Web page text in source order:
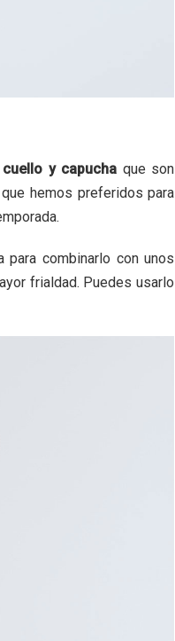
y capucha que son
hemos preferidos para
para combinarlo con unos
frialdad. Puedes usarlo